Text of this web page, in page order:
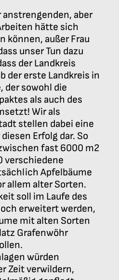
anstrengenden, aber
hätte sich
können, außer Frau
unser Tun dazu
der Landkreis
der erste Landkreis in
der sowohl die
als auch des
Wir als
stellen dabei eine
Erfolg dar. So
fast 6000 m2
verschiedene
Apfelbäume
allem alter Sorten.
soll im Laufe des
erweitert werden,
mit alten Sorten
Grafenwöhr
würden
Zeit verwildern,